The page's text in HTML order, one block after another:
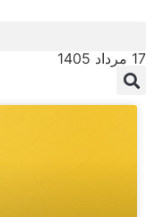
17 مرداد 1405